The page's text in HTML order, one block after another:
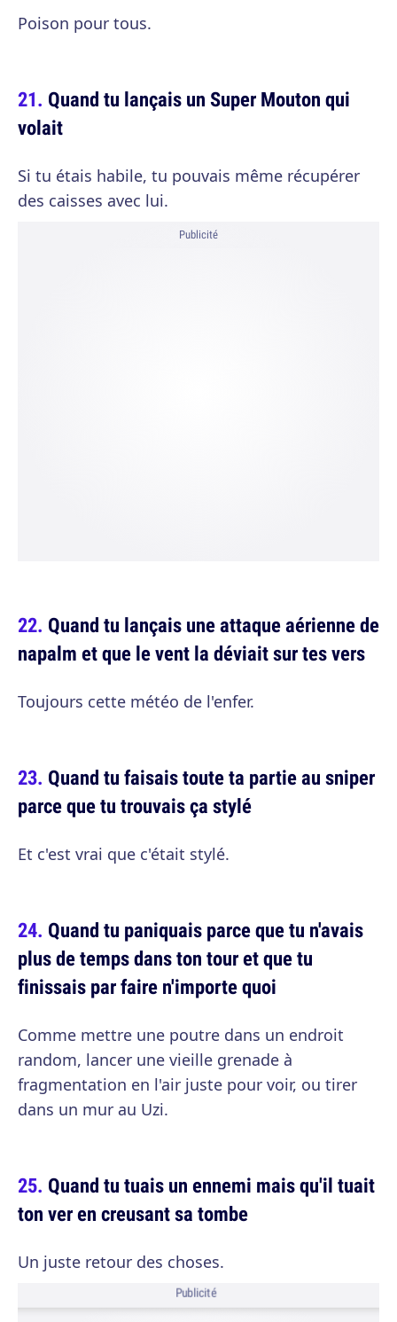
Poison pour tous.
Quand tu lançais un Super Mouton qui
volait
Si tu étais habile, tu pouvais même récupérer
des caisses avec lui.
Publicité
Quand tu lançais une attaque aérienne de
napalm et que le vent la déviait sur tes vers
Toujours cette météo de l'enfer.
Quand tu faisais toute ta partie au sniper
parce que tu trouvais ça stylé
Et c'est vrai que c'était stylé.
Quand tu paniquais parce que tu n'avais
plus de temps dans ton tour et que tu
finissais par faire n'importe quoi
Comme mettre une poutre dans un endroit
random, lancer une vieille grenade à
fragmentation en l'air juste pour voir, ou tirer
dans un mur au Uzi.
Quand tu tuais un ennemi mais qu'il tuait
ton ver en creusant sa tombe
Un juste retour des choses.
Publicité